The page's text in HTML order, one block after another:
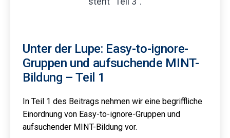
Unter der Lupe: Easy-to-ignore-
Gruppen und aufsuchende MINT-
Bildung – Teil 1
In Teil 1 des Beitrags nehmen wir eine begriffliche
Einordnung von Easy-to-ignore-Gruppen und
aufsuchender MINT-Bildung vor.